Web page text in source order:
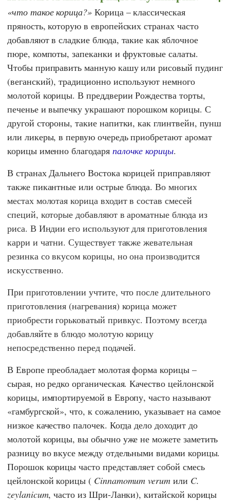
что такое корица? Корица – классическая
пряность, которую в европейских странах часто
добавляют в сладкие блюда, такие как яблочное
пюре, компоты, запеканки и фруктовые салаты.
Чтобы приправить манную кашу или рисовый пудинг
(веганский), традиционно используют немного
молотой корицы. В преддверии Рождества торты,
печенье и выпечку украшают порошком корицы. С
другой стороны, такие напитки, как глинтвейн, пунш
или ликеры, в первую очередь приобретают аромат
корицы именно благодаря палочке корицы.
В странах Дальнего Востока корицей приправляют
также пикантные или острые блюда.Во многих
местах молотая корица входит в состав смесей
специй, которые добавляют в ароматные блюда из
риса. В Индии его используют для приготовления
карри и чатни. Существует также жевательная
резинка со вкусом корицы, но она производится
искусственно.
При приготовлении учтите, что после длительного
приготовления (нагревания) корица может
приобрести горьковатый привкус. Поэтому всегда
добавляйте в блюдо молотую корицу
непосредственно перед подачей.
В Европе преобладает молотая форма корицы –
сырая, но редко органическая. Качество цейлонской
корицы, импортируемой в Европу, часто называют
«гамбургской», что, к сожалению, указывает на самое
низкое качество палочек. Когда дело доходит до
молотой корицы, вы обычно уже не можете заметить
разницу во вкусе между отдельными видами корицы.
Порошок корицы часто представляет собой смесь
цейлонской корицы ( Cinnamomum verum или C.
zeylanicum, часто из Шри-Ланки), китайской корицы